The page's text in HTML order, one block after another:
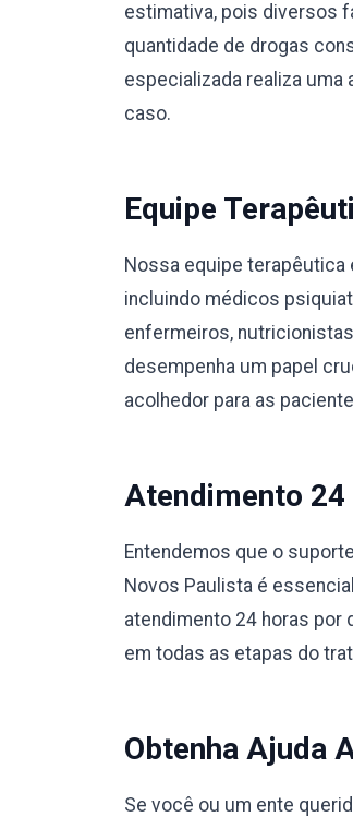
estimativa, pois diversos
quantidade de drogas
especializada realiza uma
caso.
Equipe
Nossa equipe
incluindo médicos
enfermeiros,
desempenha um papel
acolhedor para as
Atendimento
Entendemos que o
Novos Paulista é
atendimento 24 horas por
em todas as etapas do
Obtenha Ajuda
Se você ou um ente